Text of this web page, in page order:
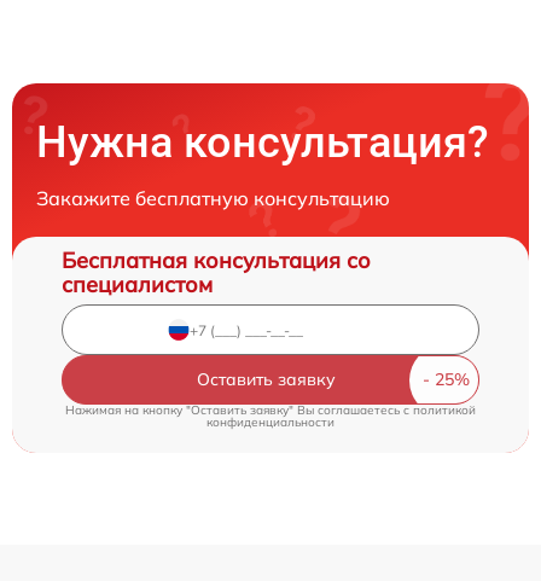
Нужна консультация?
Закажите бесплатную консультацию
Бесплатная консультация со
специалистом
Оставить заявку
Нажимая на кнопку "Оставить заявку" Вы соглашаетесь cполитикой
конфиденциальности